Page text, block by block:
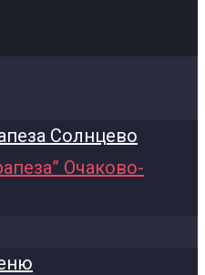
Солнцево
Очаково-